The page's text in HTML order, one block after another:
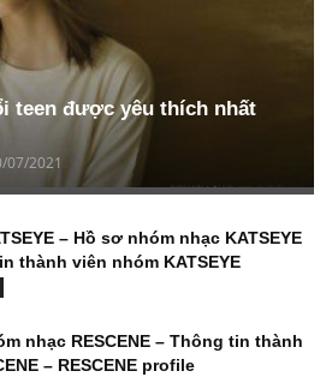
teen được yêu thích nhất
07/2021
– Hồ sơ nhóm nhạc KATSEYE
thành viên nhóm KATSEYE
nhạc RESCENE – Thông tin thành
– RESCENE profile